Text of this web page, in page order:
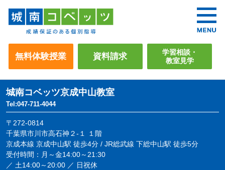
無料体験授業 資料請求
学習相談・
教室見学
城南コベッツ京成中山教室
Tel:047-711-4044
〒272-0814
千葉県市川市高石神２-１ １階
京成本線 京成中山駅 徒歩4分 / JR総武線 下総中山駅 徒歩5分
受付時間：月～金14:00～21:30
／ 土14:00～20:00 ／ 日祝休